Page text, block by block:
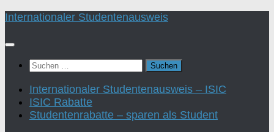
Zum
springen
Internationaler Studentenausweis
Suchen
Internationaler Studentenausweis – ISIC
ISIC Rabatte
Studentenrabatte – sparen als Student